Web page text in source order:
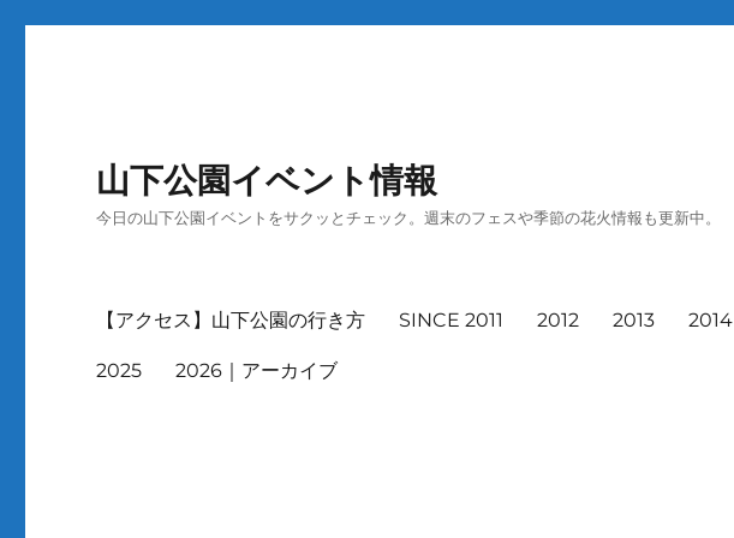
山下公園イベント情報
今日の山下公園イベントをサクッとチェック。週末のフェスや季節の花火情報も更新中。
【アクセス】山下公園の行き方 SINCE 2011 2012 2013 2014
2025 2026｜アーカイブ